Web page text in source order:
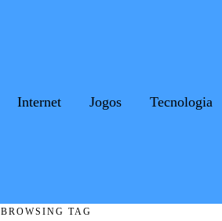
Internet Jogos Tecnologia
BROWSING TAG